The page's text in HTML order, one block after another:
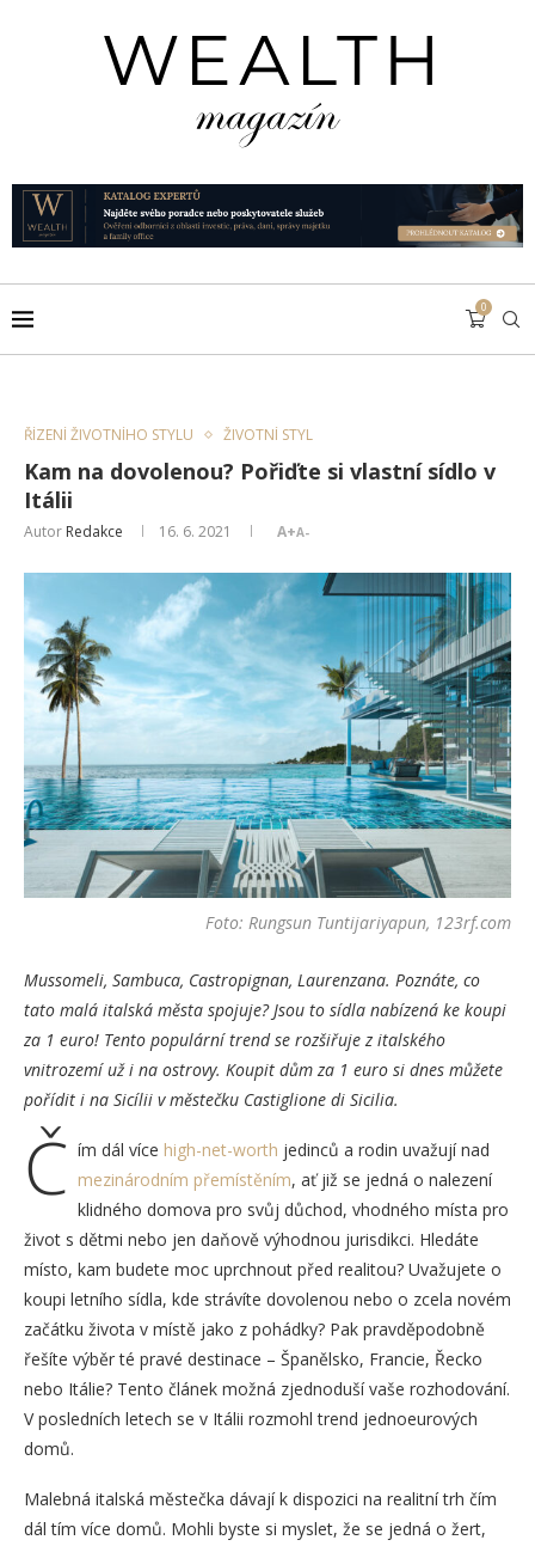
0
ŘÍZENÍ ŽIVOTNÍHO STYLU ŽIVOTNÍ STYL
Kam na dovolenou? Pořiďte si vlastní sídlo v
Itálii
Autor Redakce 16. 6. 2021 A+A-
Foto: Rungsun Tuntijariyapun, 123rf.com
Mussomeli, Sambuca, Castropignan, Laurenzana. Poznáte, co
tato malá italská města spojuje? Jsou to sídla nabízená ke koupi
za 1 euro! Tento populární trend se rozšiřuje z italského
vnitrozemí už i na ostrovy. Koupit dům za 1 euro si dnes můžete
pořídit i na Sicílii v městečku Castiglione di Sicilia.
Č ím dál více high-net-worth jedinců a rodin uvažují nad
mezinárodním přemístěním, ať již se jedná o nalezení
klidného domova pro svůj důchod, vhodného místa pro
život s dětmi nebo jen daňově výhodnou jurisdikci. Hledáte
místo, kam budete moc uprchnout před realitou? Uvažujete o
koupi letního sídla, kde strávíte dovolenou nebo o zcela novém
začátku života v místě jako z pohádky? Pak pravděpodobně
řešíte výběr té pravé destinace – Španělsko, Francie, Řecko
nebo Itálie? Tento článek možná zjednoduší vaše rozhodování.
V posledních letech se v Itálii rozmohl trend jednoeurových
domů.
Malebná italská městečka dávají k dispozici na realitní trh čím
dál tím více domů. Mohli byste si myslet, že se jedná o žert,